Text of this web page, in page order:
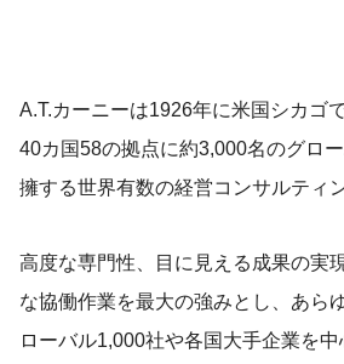
A.T.カーニーは1926年に米国シカゴ
40カ国58の拠点に約3,000名のグロ
擁する世界有数の経営コンサルティ
高度な専門性、目に見える成果の実
な協働作業を最大の強みとし、あら
ローバル1,000社や各国大手企業を